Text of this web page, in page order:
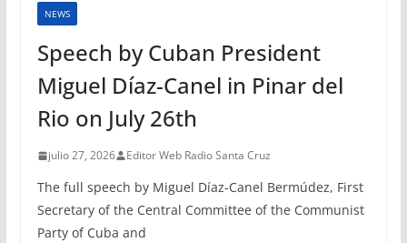
NEWS
Speech by Cuban President
Miguel Díaz-Canel in Pinar del
Rio on July 26th
julio 27, 2026 Editor Web Radio Santa Cruz
The full speech by Miguel Díaz-Canel Bermúdez, First
Secretary of the Central Committee of the Communist
Party of Cuba and